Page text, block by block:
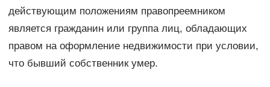
действующим положениям правопреемником
является гражданин или группа лиц, обладающих
правом на оформление недвижимости при условии,
что бывший собственник умер.